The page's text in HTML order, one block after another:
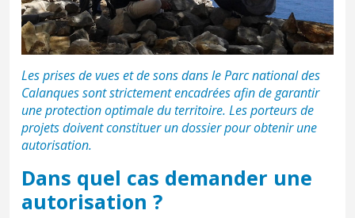
Les prises de vues et de sons dans le Parc national des
Calanques sont strictement encadrées afin de garantir
une protection optimale du territoire. Les porteurs de
projets doivent constituer un dossier pour obtenir une
autorisation.
Dans quel cas demander une
autorisation ?